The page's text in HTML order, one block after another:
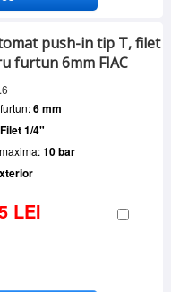
push-in tip T, filet
furtun 6mm FIAC
6 mm
Filet 1/4"
10 bar
LEI